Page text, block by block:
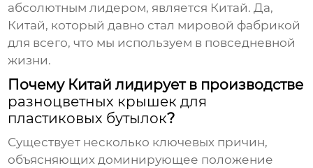
абсолютным лидером, является Китай. Да,
Китай, который давно стал мировой фабрикой
для всего, что мы используем в повседневной
жизни.
Почему Китай лидирует в производстве
разноцветных крышек для
пластиковых бутылок?
Существует несколько ключевых причин,
объясняющих доминирующее положение